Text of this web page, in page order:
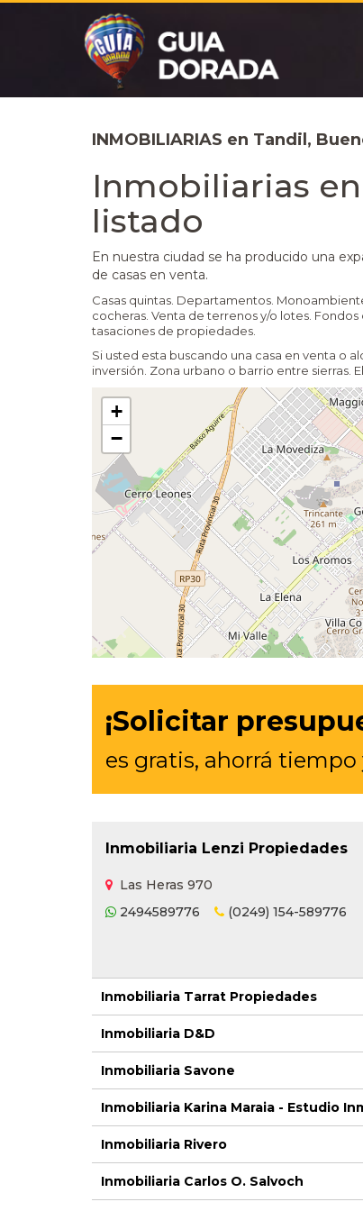
INMOBILIARIAS en Tandil,
Inmobiliarias
listado
En nuestra ciudad se ha producido una
de casas en venta.
Casas quintas. Departamentos.
cocheras. Venta de terrenos y/o lotes.
tasaciones de propiedades.
Si usted esta buscando una casa en venta o
inversión. Zona urbano o barrio entre sierras.
+
−
¡Solicitar
es gratis, ahorrá tiempo
Inmobiliaria Lenzi Propiedades
Las Heras 970
2494589776
(0249) 154-589776
Inmobiliaria Tarrat Propiedades
Inmobiliaria D&D
Inmobiliaria Savone
Inmobiliaria Karina Maraia - Estudio
Inmobiliaria Rivero
Inmobiliaria Carlos O. Salvoch